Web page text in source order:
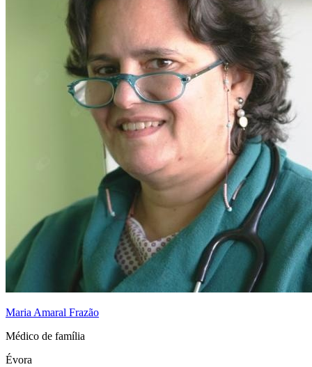
Maria Amaral Frazão
Médico de família
Évora